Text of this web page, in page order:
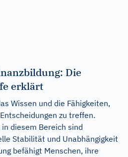
Die
erklärt
Wissen und die Fähigkeiten,
zu treffen.
diesem Bereich sind
Stabilität und Unabhängigkeit
befähigt Menschen, ihre